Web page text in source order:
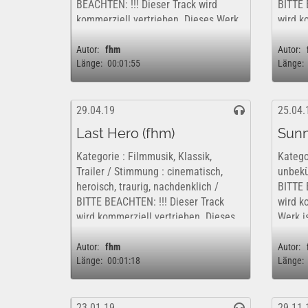
BEACHTEN: !!! Dieser Track wird
kommerziell vertrieben. Dieses Werk
rechtlich für eine rein private,...
Autor: fhm
Länge: 00:01:55
BITTE
wird
Autor:
Länge:
29.04.19
Last Hero (fhm)
Kategorie : Filmmusik, Klassik,
Trailer / Stimmung : cinematisch,
heroisch, traurig, nachdenklich /
BITTE BEACHTEN: !!! Dieser Track
wird kommerziell vertrieben. Dieses
rechtlich für eine rein private,...
Autor: fhm
Länge: 00:01:18
BITTE
wird
Werk
Autor:
Länge: